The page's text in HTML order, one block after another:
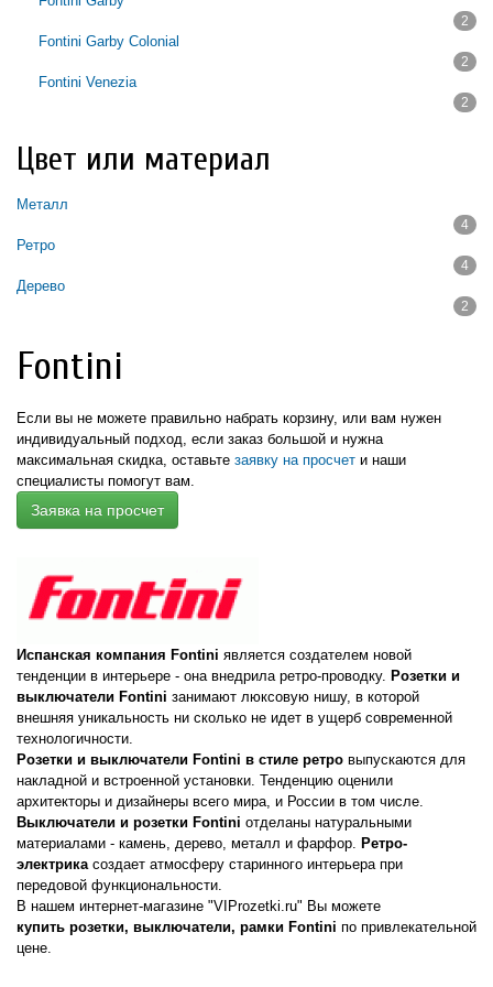
2
Apply Fontini Garby filter
Fontini Garby Colonial
2
Apply Fontini Garby Colonial filter
Fontini Venezia
2
Цвет или материал
Металл
4
Apply Металл filter
Ретро
4
Apply Ретро filter
Дерево
2
Fontini
Если вы не можете правильно набрать корзину, или вам нужен
индивидуальный подход, если заказ большой и нужна
максимальная скидка, оставьте заявку на просчет и наши
специалисты помогут вам.
Заявка на просчет
Испанская компания Fontini является создателем новой
тенденции в интерьере - она внедрила ретро-проводку. Розетки и
выключатели Fontini занимают люксовую нишу, в которой
внешняя уникальность ни сколько не идет в ущерб современной
технологичности.
Розетки и выключатели Fontini в стиле ретро выпускаются для
накладной и встроенной установки. Тенденцию оценили
архитекторы и дизайнеры всего мира, и России в том числе.
Выключатели и розетки Fontini отделаны натуральными
материалами - камень, дерево, металл и фарфор.
Ретро-
электрика создает атмосферу старинного интерьера при
передовой функциональности.
В нашем интернет-магазине "VIProzetki.ru" Вы можете
купить розетки, выключатели, рамки Fontini по привлекательной
цене.